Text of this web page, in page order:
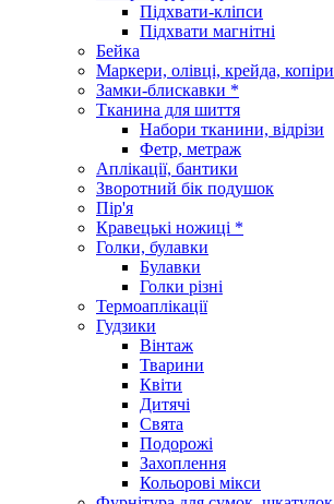
Підхвати-кліпси
Підхвати магнітні
Бейка
Маркери, олівці, крейда, копіри
Замки-блискавки *
Тканина для шиття
Набори тканини, відрізи
Фетр, метраж
Аплікації, бантики
Зворотний бік подушок
Пір'я
Кравецькі ножиці *
Голки, булавки
Булавки
Голки різні
Термоаплікації
Гудзики
Вінтаж
Тварини
Квіти
Дитячі
Свята
Подорожі
Захоплення
Кольорові мікси